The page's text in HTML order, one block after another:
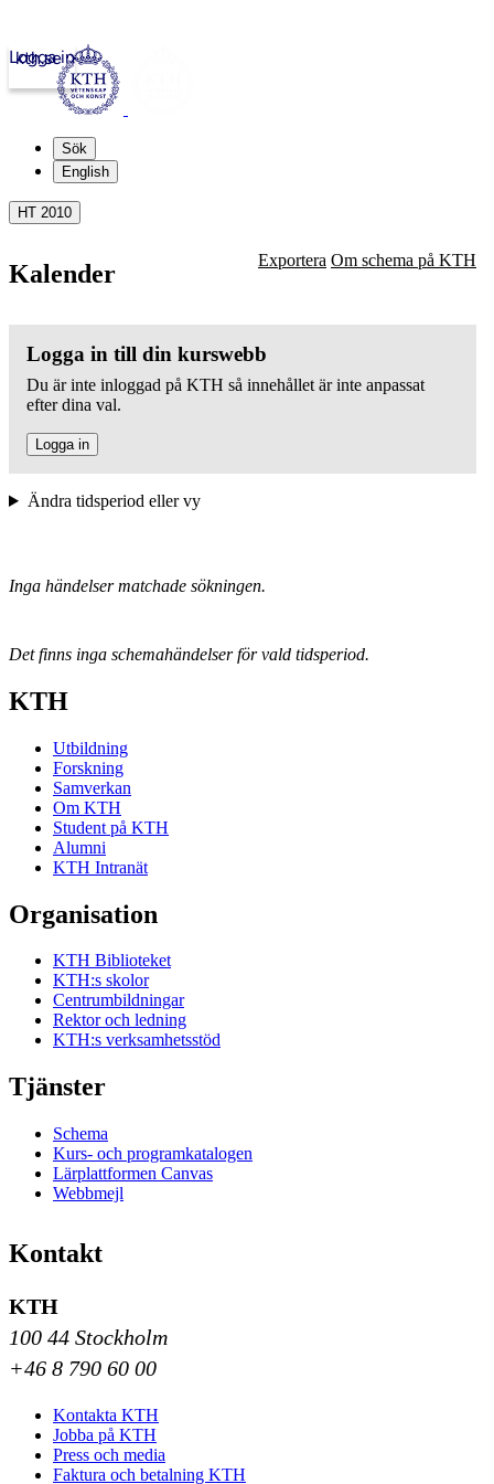
kth.se
Logga in
Sök
English
HT 2010
Kalender Exportera Om schema på KTH
Logga in till din kurswebb
Du är inte inloggad på KTH så innehållet är inte anpassat
efter dina val.
Logga in
Ändra tidsperiod eller vy
Inga händelser matchade sökningen.
Det finns inga schemahändelser för vald tidsperiod.
KTH
Utbildning
Forskning
Samverkan
Om KTH
Student på KTH
Alumni
KTH Intranät
Organisation
KTH Biblioteket
KTH:s skolor
Centrumbildningar
Rektor och ledning
KTH:s verksamhetsstöd
Tjänster
Schema
Kurs- och programkatalogen
Lärplattformen Canvas
Webbmejl
Kontakt
KTH
100 44 Stockholm
+46 8 790 60 00
Kontakta KTH
Jobba på KTH
Press och media
Faktura och betalning KTH